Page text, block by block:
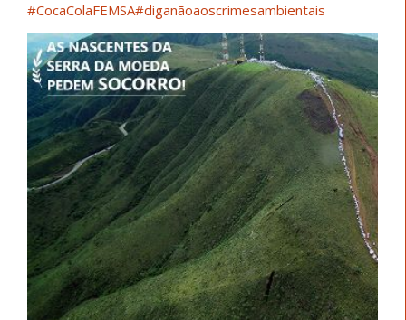
#CocaColaFEMSA#diganãoaoscrimesambientais